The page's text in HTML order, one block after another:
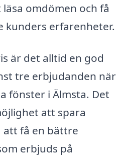
omdömen och få
kunders erfarenheter.
är det alltid en god
tre erbjudanden när
fönster i Älmsta. Det
att spara
att få en bättre
erbjuds på